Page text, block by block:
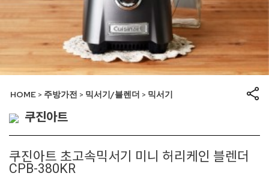
HOME > 주방가전 > 믹서기/블렌더 > 믹서기
쿠진아트
쿠진아트 초고속믹서기 미니 허리케인 블렌더
CPB-380KR